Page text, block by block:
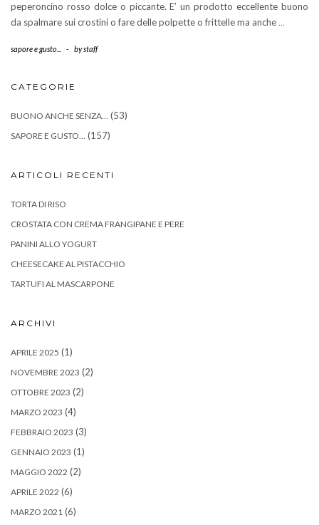
peperoncino rosso dolce o piccante. E’ un prodotto eccellente buono
da spalmare sui crostini o fare delle polpette o frittelle ma anche …
sapore e gusto... - bystaff
CATEGORIE
BUONO ANCHE SENZA… (53)
SAPORE E GUSTO… (157)
ARTICOLI RECENTI
TORTA DI RISO
CROSTATA CON CREMA FRANGIPANE E PERE
PANINI ALLO YOGURT
CHEESECAKE AL PISTACCHIO
TARTUFI AL MASCARPONE
ARCHIVI
APRILE 2025 (1)
NOVEMBRE 2023 (2)
OTTOBRE 2023 (2)
MARZO 2023 (4)
FEBBRAIO 2023 (3)
GENNAIO 2023 (1)
MAGGIO 2022 (2)
APRILE 2022 (6)
MARZO 2021 (6)